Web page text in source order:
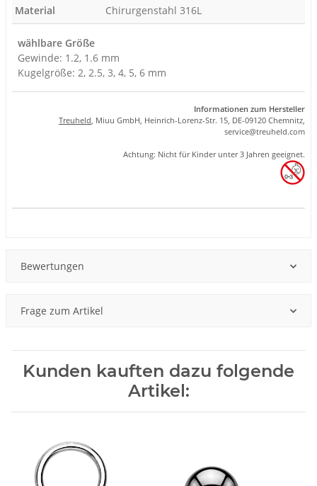
Material
Chirurgenstahl 316L
wählbare Größe
Gewinde: 1.2, 1.6 mm
Kugelgröße: 2, 2.5, 3, 4, 5, 6 mm
Informationen zum Hersteller
Treuheld, Miuu GmbH, Heinrich-Lorenz-Str. 15, DE-09120 Chemnitz,
service@treuheld.com
Achtung: Nicht für Kinder unter 3 Jahren geeignet.
Bewertungen
Frage zum Artikel
Kunden kauften dazu folgende
Artikel: